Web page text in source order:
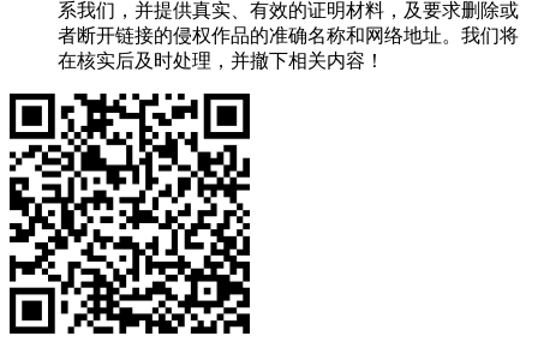
系我们，并提供真实、有效的证明材料，及要求删除或
者断开链接的侵权作品的准确名称和网络地址。我们将
在核实后及时处理，并撤下相关内容！